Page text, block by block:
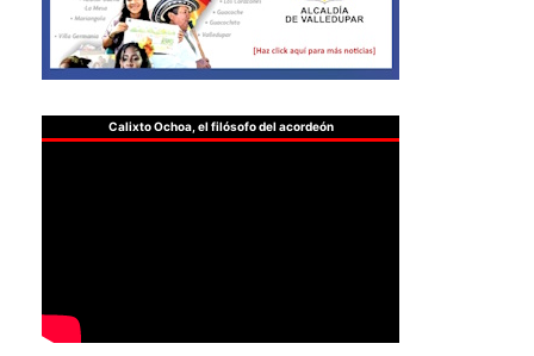
Calixto Ochoa, el filósofo del acordeón